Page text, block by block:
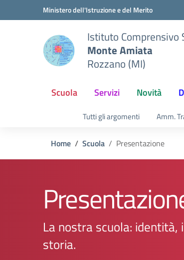
Vai ai contenuti
Vai al menu di navigazioneMinistero dell'Istruzione e del Merito
Istituto Comprensivo
Monte Amiata
Rozzano (MI)
Scuola Servizi Novità
Tutti gli argomenti Amm.
Home Scuola Presentazione
La nostra scuola: identità,
storia.